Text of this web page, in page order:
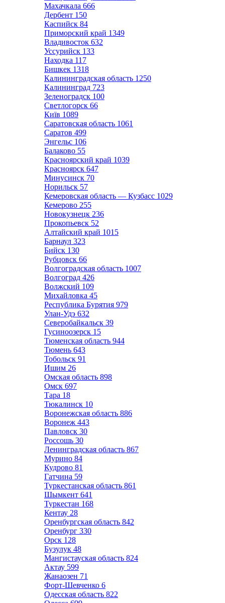
Махачкала 666
Дербент 150
Каспийск 84
Приморский край 1349
Владивосток 632
Уссурийск 133
Находка 117
Бишкек 1318
Калининградская область 1250
Калининград 723
Зеленоградск 100
Светлогорск 66
Київ 1089
Саратовская область 1061
Саратов 499
Энгельс 106
Балаково 55
Красноярский край 1039
Красноярск 647
Минусинск 70
Норильск 57
Кемеровская область — Кузбасс 1029
Кемерово 255
Новокузнецк 236
Прокопьевск 52
Алтайский край 1015
Барнаул 323
Бийск 130
Рубцовск 66
Волгоградская область 1007
Волгоград 426
Волжский 109
Михайловка 45
Республика Бурятия 979
Улан-Удэ 632
Северобайкальск 39
Гусиноозерск 15
Тюменская область 944
Тюмень 643
Тобольск 91
Ишим 26
Омская область 898
Омск 697
Тара 18
Тюкалинск 10
Воронежская область 886
Воронеж 443
Павловск 30
Россошь 30
Ленинградская область 867
Мурино 84
Кудрово 81
Гатчина 59
Туркестанская область 861
Шымкент 641
Туркестан 168
Кентау 28
Оренбургская область 842
Оренбург 330
Орск 128
Бузулук 48
Мангистауская область 824
Актау 599
Жанаозен 71
Форт-Шевченко 6
Одесская область 822